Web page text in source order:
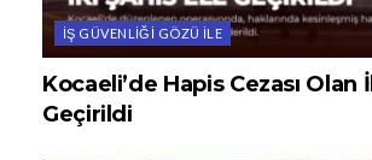
İŞ GÜVENLIĞI GÖZÜ ILE
Kocaeli’de Hapis Cezası Olan
Geçirildi